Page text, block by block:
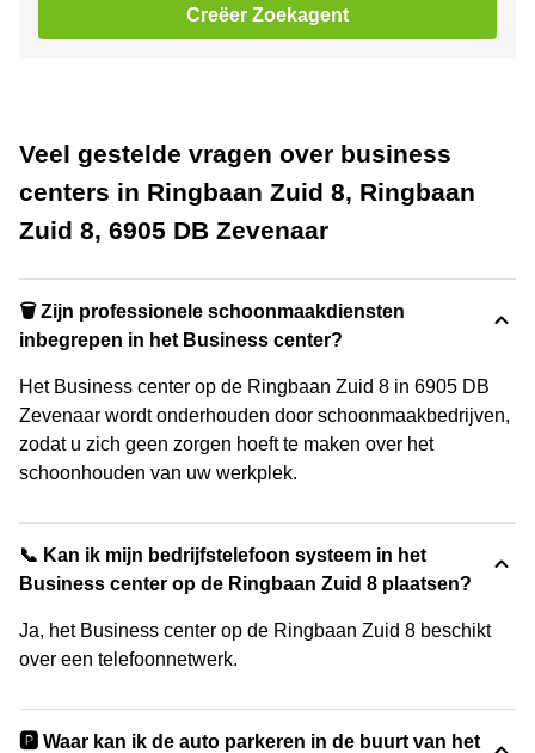
Creëer Zoekagent
Veel gestelde vragen over business
centers in Ringbaan Zuid 8, Ringbaan
Zuid 8, 6905 DB Zevenaar
🗑 Zijn professionele schoonmaakdiensten
inbegrepen in het Business center?
Het Business center op de Ringbaan Zuid 8 in 6905 DB
Zevenaar wordt onderhouden door schoonmaakbedrijven,
zodat u zich geen zorgen hoeft te maken over het
schoonhouden van uw werkplek.
📞 Kan ik mijn bedrijfstelefoon systeem in het
Business center op de Ringbaan Zuid 8 plaatsen?
Ja, het Business center op de Ringbaan Zuid 8 beschikt
over een telefoonnetwerk.
🅿️ Waar kan ik de auto parkeren in de buurt van het